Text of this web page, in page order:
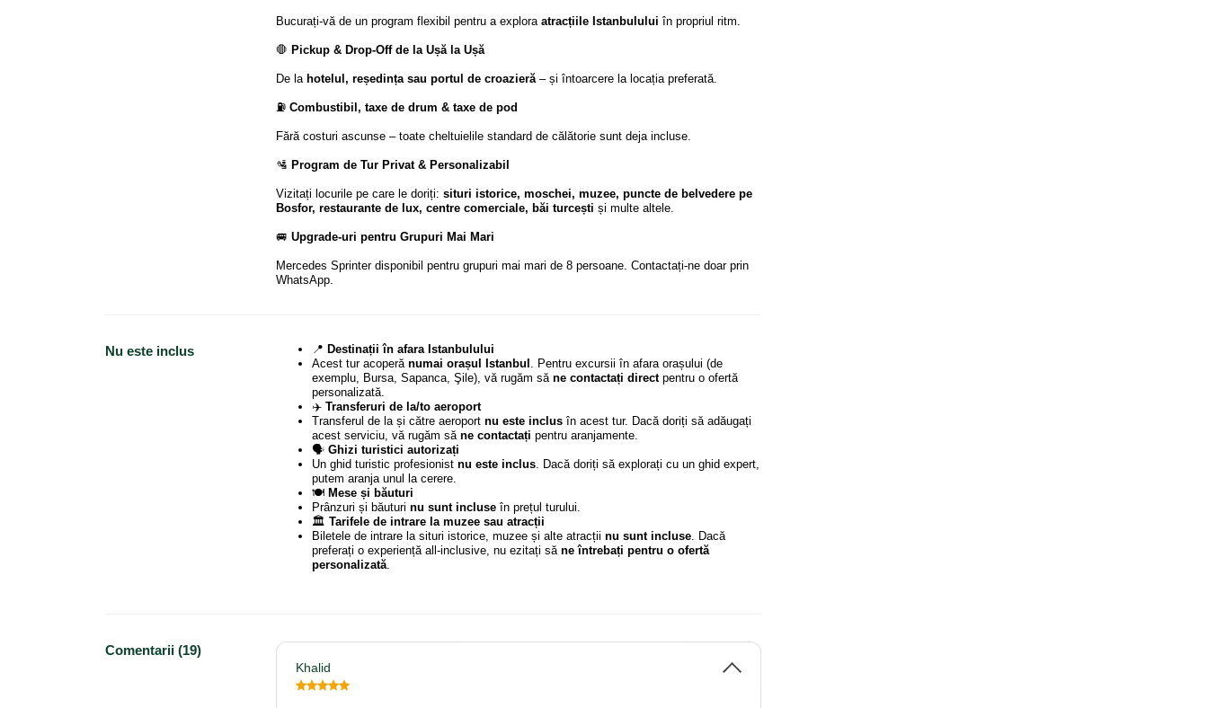
Bucurați-vă de un program flexibil pentru a explora atracțiile Istanbulului în propriul ritm.
🛑 Pickup & Drop-Off de la Ușă la Ușă
De la hotelul, reședința sau portul de croazieră– și întoarcere la locația preferată.
⛽ Combustibil, taxe de drum & taxe de pod
Fără costuri ascunse – toate cheltuielile standard de călătorie sunt deja incluse.
🛂 Program de Tur Privat & Personalizabil
Vizitați locurile pe care le doriți: situri istorice, moschei, muzee, puncte de belvedere pe
Bosfor, restaurante de lux, centre comerciale, băi turcești și multe altele.
🚐 Upgrade-uri pentru Grupuri Mai Mari
Mercedes Sprinter disponibil pentru grupuri mai mari de 8 persoane. Contactați-ne doar prin
WhatsApp.
Nu este inclus 📍 Destinații în afara Istanbulului
Acest tur acoperă numai orașul Istanbul . Pentru excursii în afara orașului (de
exemplu, Bursa, Sapanca, Şile), vă rugăm să ne contactați directpentru o ofertă
personalizată.
✈️ Transferuri de la/to aeroport
Transferul de la și către aeroport nu este inclus în acest tur. Dacă doriți să adăugați
acest serviciu, vă rugăm să ne contactați pentru aranjamente.
🗣️ Ghizi turistici autorizați
Un ghid turistic profesionist nu este inclus. Dacă doriți să explorați cu un ghid expert,
putem aranja unul la cerere.
🍽️ Mese și băuturi
Prânzuri și băuturi nu sunt incluse în prețul turului.
🏛️ Tarifele de intrare la muzee sau atracții
Biletele de intrare la situri istorice, muzee și alte atracții nu sunt incluse. Dacă
preferați o experiență all-inclusive, nu ezitați să ne întrebați pentru o ofertă
personalizată.
Comentarii (19)
Khalid